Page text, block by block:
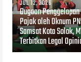
JUL 12, 2026
Dugaan
Pajak oleh Oknum
Samsat Kota Solok,
Terbitkan Legal